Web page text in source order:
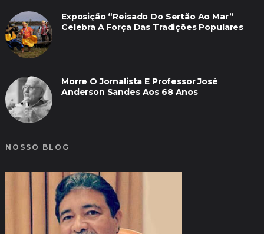
Exposição “Reisado Do Sertão Ao Mar”
Celebra A Força Das Tradições Populares
Morre O Jornalista E Professor José
Anderson Sandes Aos 68 Anos
NOSSO BLOG